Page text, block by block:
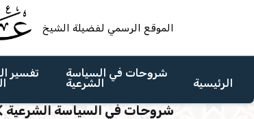
الموقع الرسمي لفضيلة الشيخ
الرئيسية
شروحات في السياسة
الشرعية
تفسير
شروحات في السياسة الشرعية